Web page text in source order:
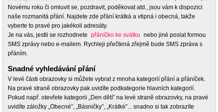
Novému roku či omluvit se, pozdravit, poděkovat atd., jsou vám k dispozici
naše rozmanitá přání. Najdete zde přání krátká a vtipná i obecná, takže
vyberte to pravé pro jakékoli adresáty.
Je na vás, jestli se rozhodnete přáníčko ke svátku nebo jiné poslat formou
SMS zprávy nebo e-mailem. Rychleji přečtená zřejmě bude SMS zpráva s
přáním.
Snadné vyhledávání přání
V levé části obrazovky si můžete vybrat z mnoha kategorií přání a přáníček.
Na pravé straně obrazovky pak uvidíte podkategorie hlavních kategorií.
Pokud např. otevřete kategorii „Den dětí” na levé straně obrazovky, na pravé
uvidíte záložky „Obecné”, „Básničky”, „Krátké”... snadno si tak zobrazíte